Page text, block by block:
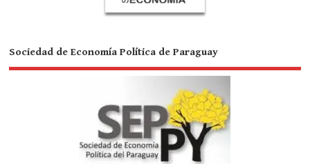
Sociedad de Economía Política de Paraguay